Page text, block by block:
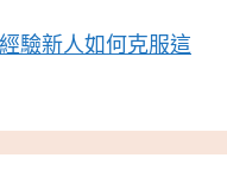
驗新人如何克服這